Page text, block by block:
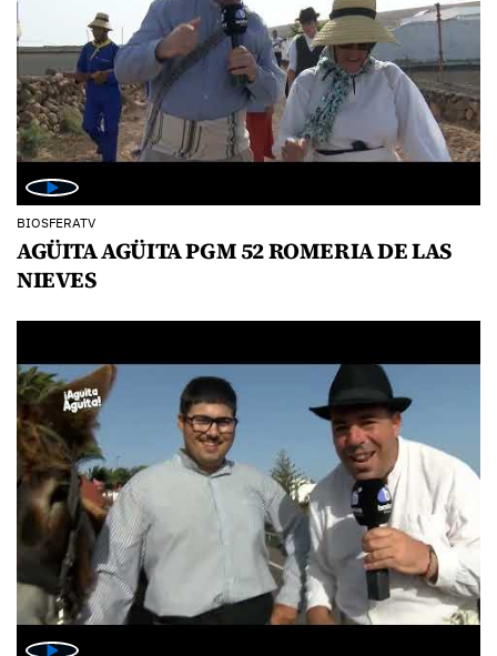
BIOSFERATV
AGÜITA AGÜITA PGM 52 ROMERIA DE LAS
NIEVES